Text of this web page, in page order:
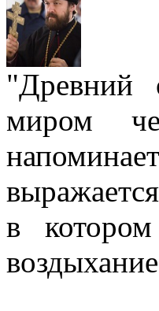
"Древний
миром
в